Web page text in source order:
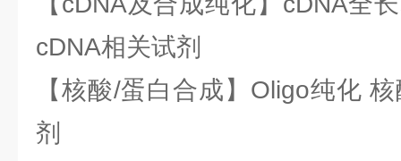
cDNA相关试剂
【核酸/蛋白合成】Oligo纯化
剂